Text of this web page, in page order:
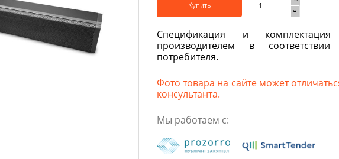
Купить
Спецификация и
производителем в
потребителя.
Фото товара на сайте может
консультанта.
Мы работаем с: